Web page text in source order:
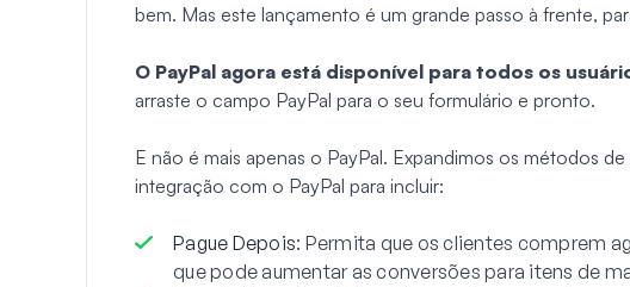
bem. Mas este lançamento é um grande passo à frente,
O PayPal agora está disponível para todos os
arraste o campo PayPal para o seu formulário e pronto.
E não é mais apenas o PayPal. Expandimos os métodos
integração com o PayPal para incluir:
Pague Depois: Permita que os clientes comprem
que pode aumentar as conversões para itens de